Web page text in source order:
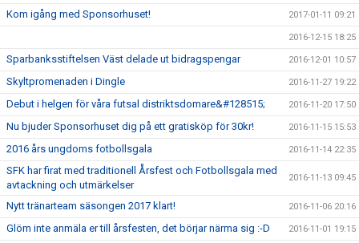
Kom igång med Sponsorhuset! 2017-01-11 09:21
2016-12-15 18:25
Sparbanksstiftelsen Väst delade ut bidragspengar 2016-12-01 10:57
Skyltpromenaden i Dingle 2016-11-27 19:22
Debut i helgen för våra futsal distriktsdomare&#128515; 2016-11-20 17:50
Nu bjuder Sponsorhuset dig på ett gratisköp för 30kr! 2016-11-15 15:53
2016 års ungdoms fotbollsgala 2016-11-14 22:35
SFK har firat med traditionell Årsfest och Fotbollsgala med
avtackning och utmärkelser
2016-11-13 09:45
Nytt tränarteam säsongen 2017 klart! 2016-11-06 20:16
Glöm inte anmäla er till årsfesten, det börjar närma sig :-D 2016-11-01 19:15